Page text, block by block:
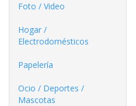
Foto / Video
Hogar /
Electrodomésticos
Papelería
Ocio / Deportes /
Mascotas